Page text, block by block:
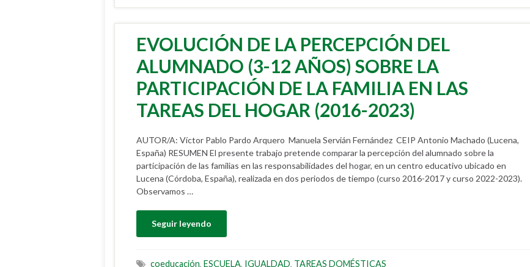
EVOLUCIÓN DE LA PERCEPCIÓN DEL
ALUMNADO (3-12 AÑOS) SOBRE LA
PARTICIPACIÓN DE LA FAMILIA EN LAS
TAREAS DEL HOGAR (2016-2023)
AUTOR/A: Víctor Pablo Pardo Arquero Manuela Servián Fernández CEIP Antonio Machado (Lucena,
España) RESUMEN El presente trabajo pretende comparar la percepción del alumnado sobre la
participación de las familias en las responsabilidades del hogar, en un centro educativo ubicado en
Lucena (Córdoba, España), realizada en dos periodos de tiempo (curso 2016-2017 y curso 2022-2023).
Observamos …
Seguir leyendo
coeducación, ESCUELA, IGUALDAD, TAREAS DOMÉSTICAS